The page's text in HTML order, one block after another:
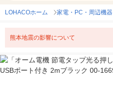
LOHACOホーム 家電・PC・周辺機器
熊本地震の影響について